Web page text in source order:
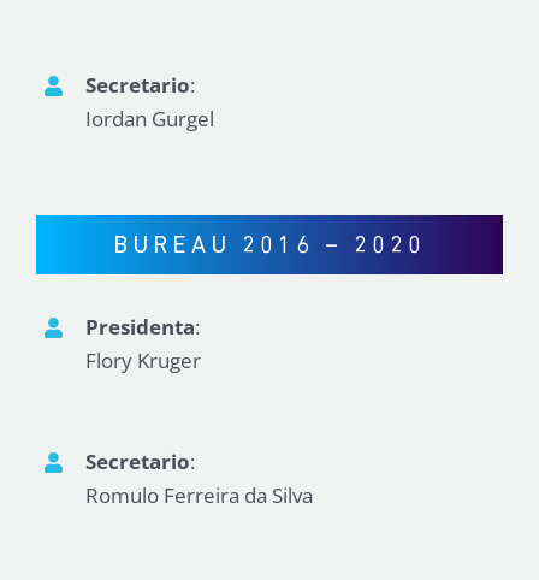
Secretario:
Iordan Gurgel
BUREAU 2016 – 2020
Presidenta:
Flory Kruger
Secretario:
Romulo Ferreira da Silva